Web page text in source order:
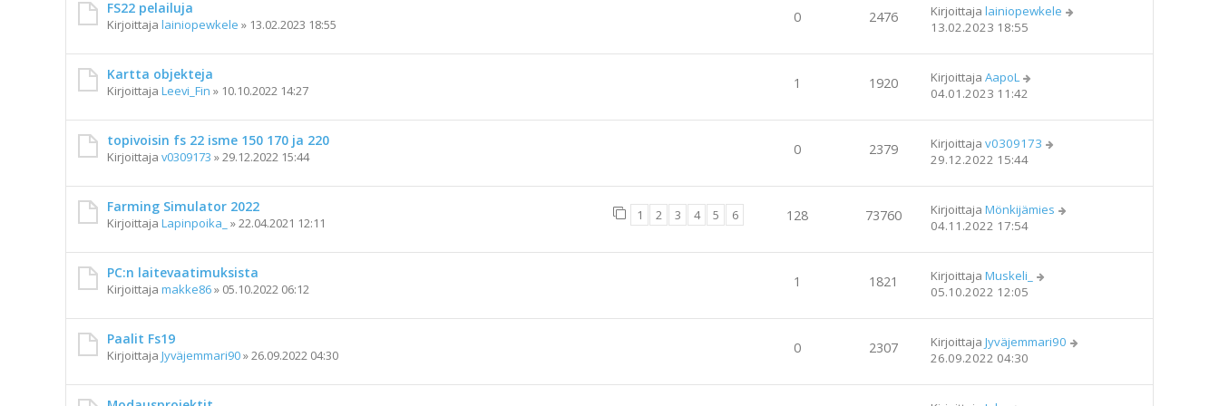
FS22 pelailuja
Kirjoittaja lainiopewkele » 13.02.2023 18:55 0 2476 Kirjoittaja lainiopewkele
13.02.2023 18:55
Kartta objekteja
Kirjoittaja Leevi_Fin » 10.10.2022 14:27 1 1920 Kirjoittaja AapoL
04.01.2023 11:42
topivoisin fs 22 isme 150 170 ja 220
Kirjoittaja v0309173 »29.12.2022 15:44 0 2379 Kirjoittaja v0309173
29.12.2022 15:44
Farming Simulator 2022
Kirjoittaja Lapinpoika_ »22.04.2021 12:11 1 2 3 4 5 6 128 73760 Kirjoittaja Mönkijämies
04.11.2022 17:54
PC:n laitevaatimuksista
Kirjoittaja makke86» 05.10.2022 06:12 1 1821 Kirjoittaja Muskeli_
05.10.2022 12:05
Paalit Fs19
Kirjoittaja Jyväjemmari90»26.09.2022 04:30 0 2307 Kirjoittaja Jyväjemmari90
26.09.2022 04:30